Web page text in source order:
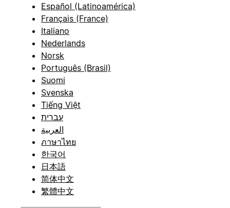
Español (Latinoamérica)
Français (France)
Italiano
Nederlands
Norsk
Português (Brasil)
Suomi
Svenska
Tiếng Việt
עברית
العربية
ภาษาไทย
한국어
日本語
简体中文
繁體中文